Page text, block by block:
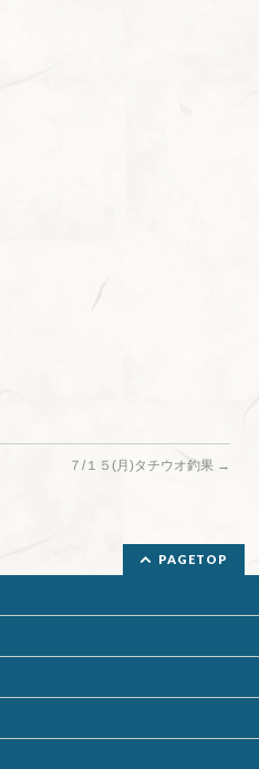
７/１５(月)タチウオ釣果 →
PAGETOP